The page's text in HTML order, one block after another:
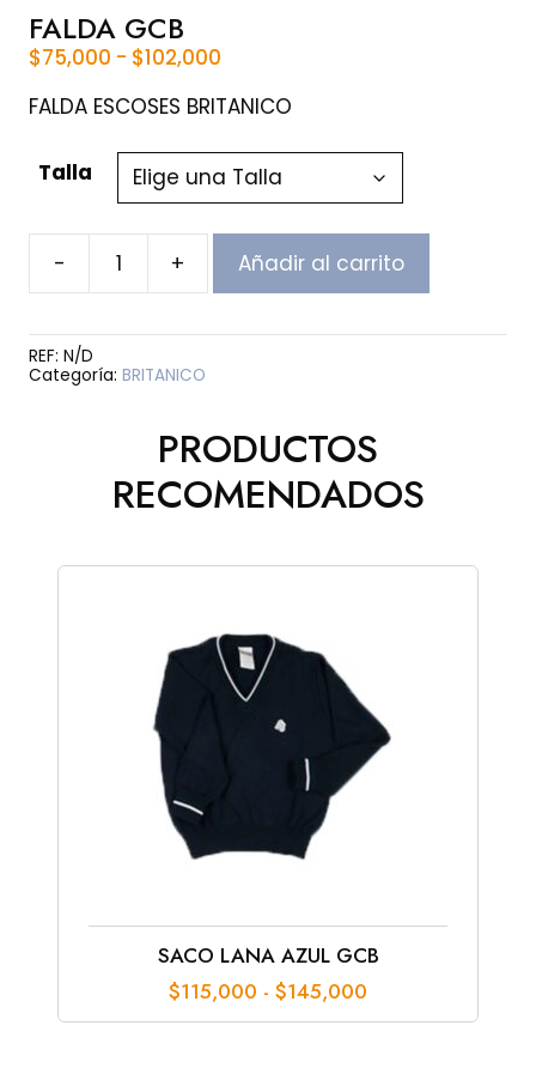
FALDA GCB
$75,000 - $102,000
precios:
$75,000
hasta
$102,000
FALDA ESCOSES BRITANICO
Talla
-
FALDA
GCB
+ Añadir al carrito
REF: N/D
Categoría: BRITANICO
PRODUCTOS
RECOMENDADOS
SACO LANA AZUL GCB
$115,000 - $145,000
de